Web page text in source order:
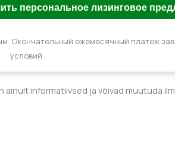
Окончательный ежемесячный платеж
условий.
ainult informatiivsed ja võivad muutuda